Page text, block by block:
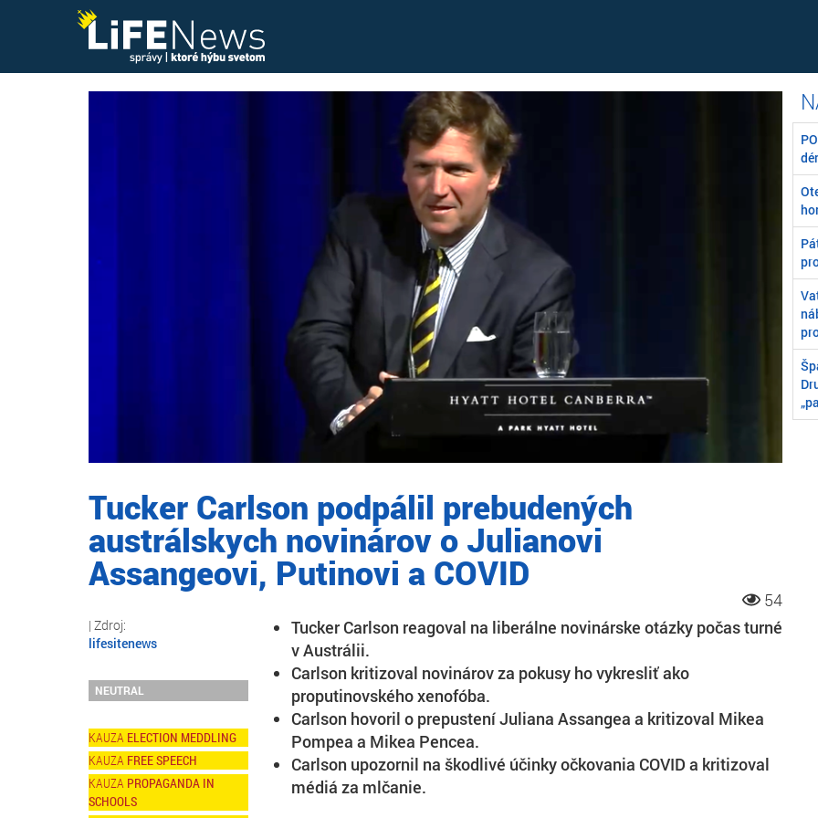
Tucker Carlson podpálil prebudených
austrálskych novinárov o Julianovi
Assangeovi, Putinovi a COVID
54
lifesitenews
NEUTRAL
ELECTION MEDDLING
FREE SPEECH
PROPAGANDA IN
SCHOOLS
Tucker Carlson reagoval na liberálne novinárske otázky počas turné
v Austrálii.
Carlson kritizoval novinárov za pokusy ho vykresliť ako
proputinovského xenofóba.
Carlson hovoril o prepustení Juliana Assangea a kritizoval Mikea
Pompea a Mikea Pencea.
Carlson upozornil na škodlivé účinky očkovania COVID a kritizoval
médiá za mlčanie.